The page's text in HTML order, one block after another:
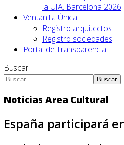
la UIA. Barcelona 2026
Ventanilla Única
Registro arquitectos
Registro sociedades
Portal de Transparencia
Buscar
Buscar
Noticias Area Cultural
España participará